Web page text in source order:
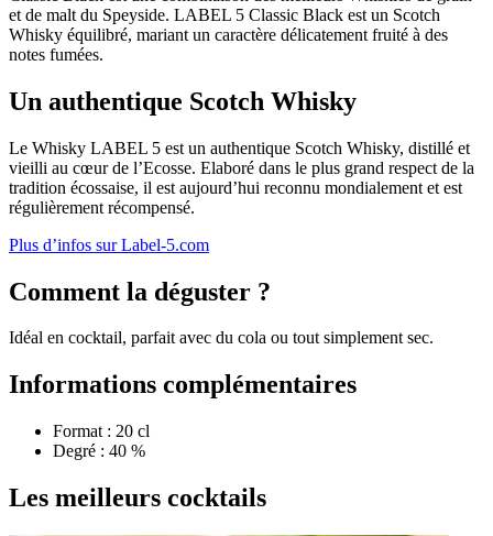
et de malt du Speyside. LABEL 5 Classic Black est un Scotch
Whisky équilibré, mariant un caractère délicatement fruité à des
notes fumées.
Un authentique Scotch Whisky
Le Whisky LABEL 5 est un authentique Scotch Whisky, distillé et
vieilli au cœur de l’Ecosse. Elaboré dans le plus grand respect de la
tradition écossaise, il est aujourd’hui reconnu mondialement et est
régulièrement récompensé.
Plus d’infos sur Label-5.com
Comment la déguster ?
Idéal en cocktail, parfait avec du cola ou tout simplement sec.
Informations complémentaires
Format : 20 cl
Degré : 40 %
Les meilleurs cocktails